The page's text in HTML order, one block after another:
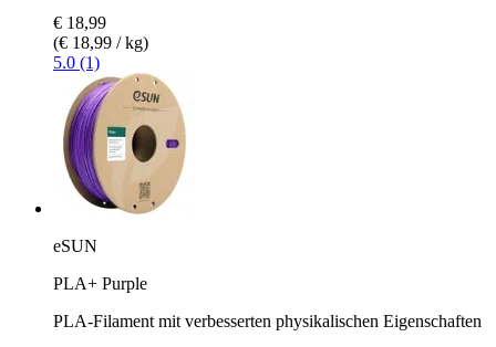
€ 18,99
(€ 18,99 / kg)
5.0 (1)
eSUN
PLA+ Purple
PLA-Filament mit verbesserten physikalischen Eigenschaften